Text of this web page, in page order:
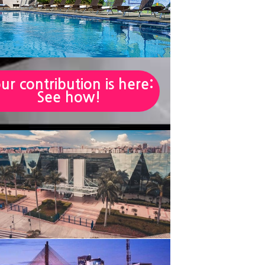
contribution is here:
See how!